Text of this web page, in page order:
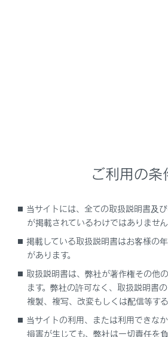
交通情報を聴く
ラジオ用アンテナの取り扱い
ご利用の条
当サイトには、全ての取扱説明書及
が掲載されているわけではありません
掲載している取扱説明書はお客様の
があります。
取扱説明書は、弊社が著作権その他
ます。弊社の許可なく、取扱説明書の
複製、複写、改変もしくは配信等す
当サイトの利用、または利用できな
損害が生じても、弊社は一切責任を負